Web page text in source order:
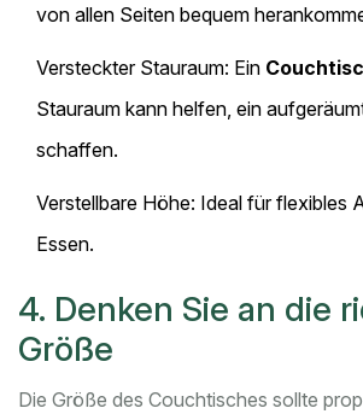
von allen Seiten bequem
Versteckter Stauraum: Ein
Stauraum kann helfen, ein
schaffen.
Verstellbare Höhe: Ideal für flexibles
Essen.
4. Denken Sie an die
Größe
Die Größe des Couchtisches sollte